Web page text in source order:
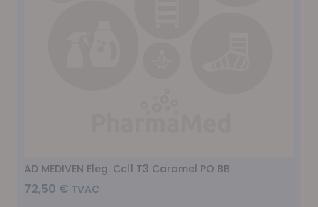
AD MEDIVEN Eleg. Ccl1 T3 Caramel PO BB
72,50 €